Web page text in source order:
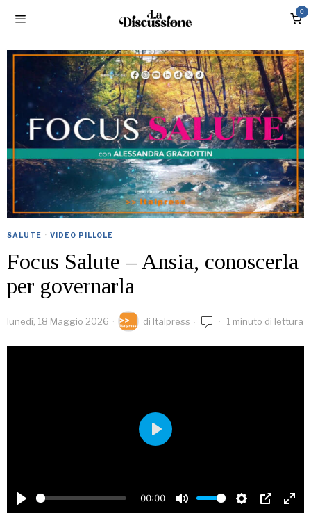
0
SALUTE · VIDEO PILLOLE
Focus Salute – Ansia, conoscerla
per governarla
lunedì, 18 Maggio 2026 di Italpress 1 minuto di lettura
PLAY
20:00
MUTE SETTINGS
PIP
PLAY